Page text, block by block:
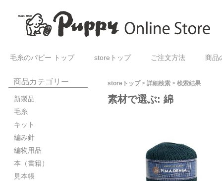
毛糸のパピー トップ storeトップ ご注文方法 商品
商品カテゴリー
新製品
毛糸
キット
編み針
編物用品
本（書籍）
見本帳
storeトップ> 詳細検索 > 検索結果
素材で選ぶ: 綿